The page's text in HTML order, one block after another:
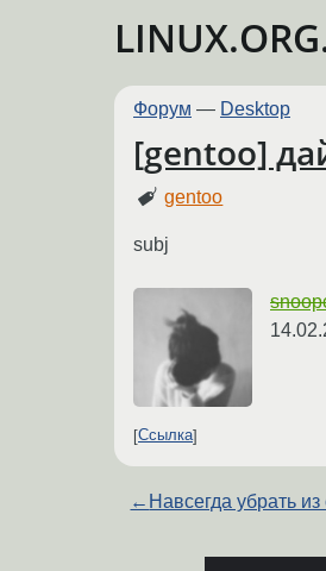
Форум — Desktop
[gentoo]
gentoo
subj
Ссылка
← Навсегда убрать